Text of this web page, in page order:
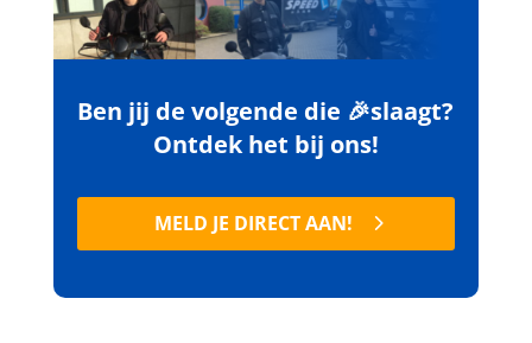
Ben jij de volgende die 🎉slaagt?
Ontdek het bij ons!
MELD JE DIRECT AAN!